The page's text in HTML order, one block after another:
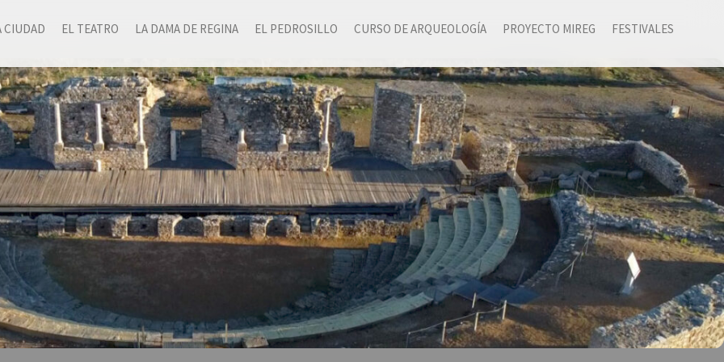
CIUDAD EL TEATRO LA DAMA DE REGINA EL PEDROSILLO CURSO DE ARQUEOLOGÍA PROYECTO MIREG FESTIVALES